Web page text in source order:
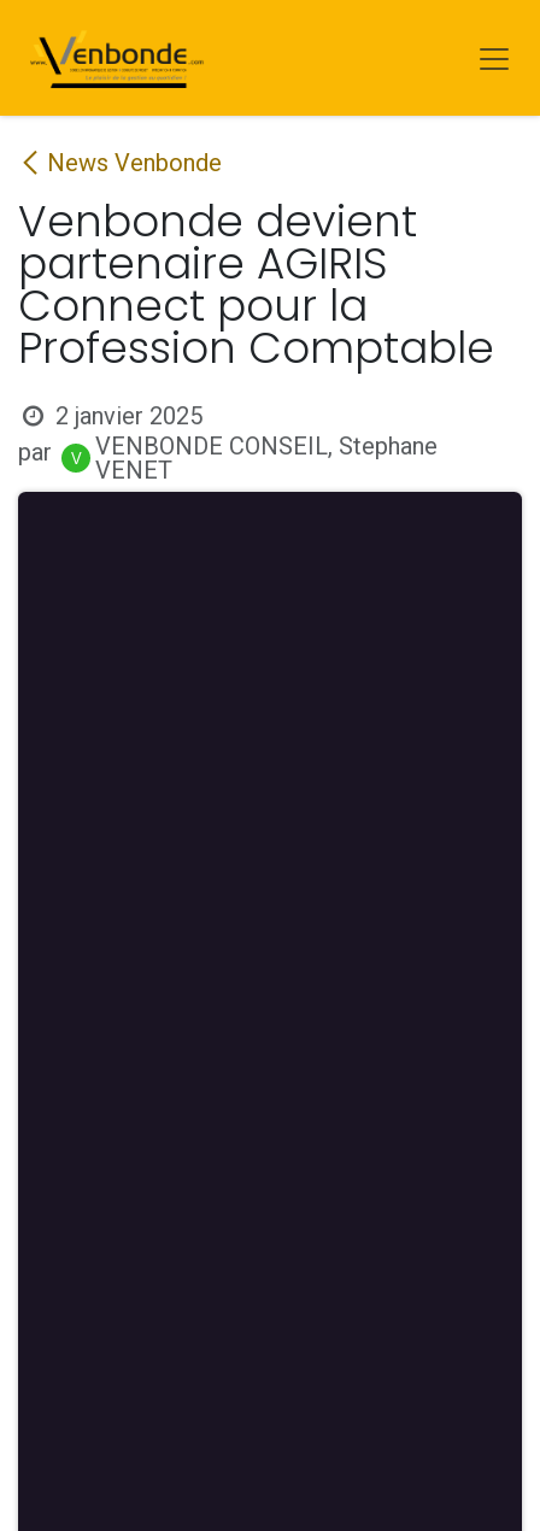
News Venbonde
Venbonde devient
partenaire AGIRIS
Connect pour la
Profession Comptable
2 janvier 2025
par
VENBONDE CONSEIL, Stephane
VENET